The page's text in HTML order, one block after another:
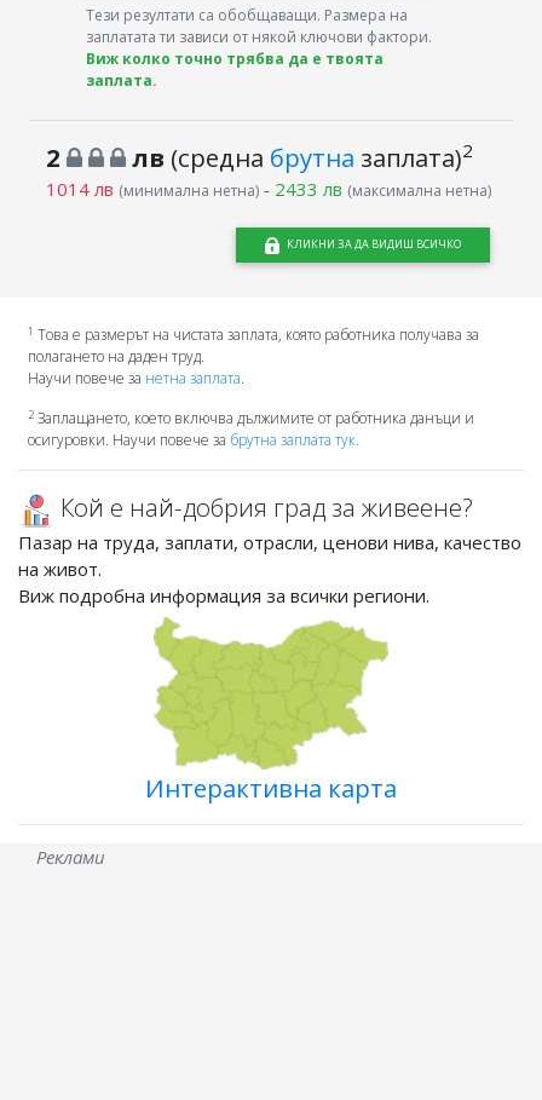
Тези резултати са обобщаващи. Размера на
заплатата ти зависи от някой ключови фактори.
Виж колко точно трябва да е твоята
заплата.
2 лв (средна брутна заплата)2
1014 лв (минимална нетна)- 2433 лв (максимална нетна)
КЛИКНИ ЗА ДА ВИДИШ ВСИЧКО
1 Това е размерът на чистата заплата, която работника получава за
полагането на даден труд.
Научи повече за нетна заплата.
2Заплащането, което включва дължимите от работника данъци и
осигуровки. Научи повече за брутна заплата тук.
Кой е най-добрия град за живеене?
Пазар на труда, заплати, отрасли, ценови нива, качество
на живот.
Виж подробна информация за всички региони.
Интерактивна карта
Реклами